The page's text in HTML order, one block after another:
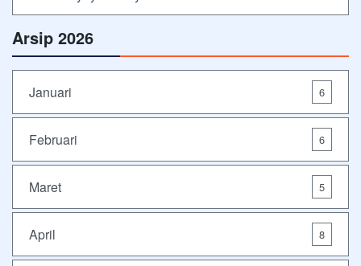
Arsip 2026
Januari 6
Februari 6
Maret 5
April 8